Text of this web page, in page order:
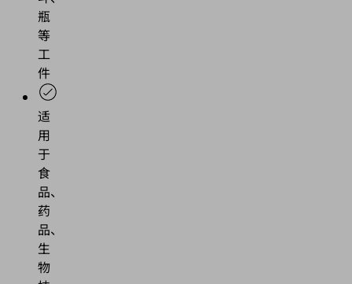
瓶
等
工
件
适
用
于
食
品、
药
品、
生
物